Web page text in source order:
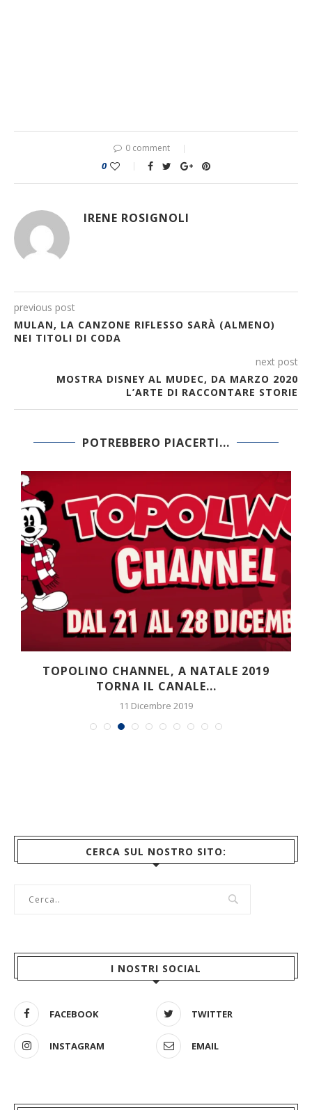
0 comment
0
IRENE ROSIGNOLI
previous post
MULAN, LA CANZONE RIFLESSO SARÀ (ALMENO)
NEI TITOLI DI CODA
next post
MOSTRA DISNEY AL MUDEC, DA MARZO 2020
L’ARTE DI RACCONTARE STORIE
POTREBBERO PIACERTI...
TOPOLINO CHANNEL, A NATALE 2019
TORNA IL CANALE...
11 Dicembre 2019
CERCA SUL NOSTRO SITO:
I NOSTRI SOCIAL
FACEBOOK TWITTER
INSTAGRAM EMAIL